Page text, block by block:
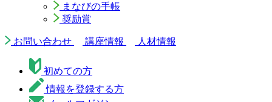
まなびの手帳
奨励賞
お問い合わせ 講座情報 人材情報
初めての方
情報を登録する方